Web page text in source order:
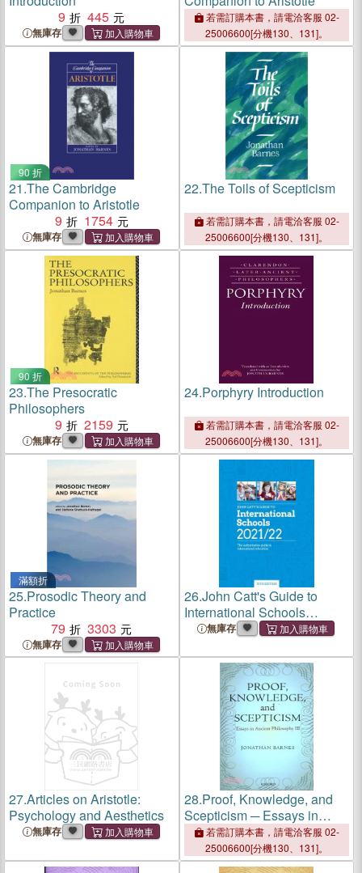
9
445
無庫存
若需訂購本書，請電洽客服 02-
25006600[分機130、131]。
90 折
21.The Cambridge
Companion to Aristotle
9
1754
無庫存
22.The Toils of Scepticism
若需訂購本書，請電洽客服 02-
25006600[分機130、131]。
90 折
23.The Presocratic
Philosophers
9
2159
無庫存
24.Porphyry Introduction
若需訂購本書，請電洽客服 02-
25006600[分機130、131]。
滿額折
25.Prosodic Theory and
Practice
79
3303
無庫存
26.John Catt's Guide to
International Schools
2021/22: The Authoritative
Education
無庫存
27.Articles on Aristotle:
Psychology and Aesthetics
無庫存
28.Proof, Knowledge, and
Scepticism ─ Essays in
Ancient Philosophy
若需訂購本書，請電洽客服 02-
25006600[分機130、131]。